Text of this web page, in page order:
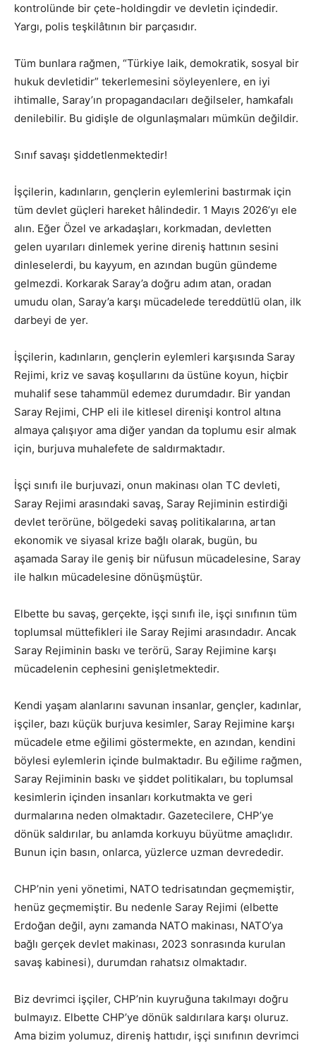
kontrolünde bir çete-holdingdir ve devletin içindedir.
Yargı, polis teşkilâtının bir parçasıdır.
Tüm bunlara rağmen, “Türkiye laik, demokratik, sosyal bir
hukuk devletidir” tekerlemesini söyleyenlere, en iyi
ihtimalle, Saray’ın propagandacıları değilseler, hamkafalı
denilebilir. Bu gidişle de olgunlaşmaları mümkün değildir.
Sınıf savaşı şiddetlenmektedir!
İşçilerin, kadınların, gençlerin eylemlerini bastırmak için
tüm devlet güçleri hareket hâlindedir. 1 Mayıs 2026’yı ele
alın. Eğer Özel ve arkadaşları, korkmadan, devletten
gelen uyarıları dinlemek yerine direniş hattının sesini
dinleselerdi, bu kayyum, en azından bugün gündeme
gelmezdi. Korkarak Saray’a doğru adım atan, oradan
umudu olan, Saray’a karşı mücadelede tereddütlü olan, ilk
darbeyi de yer.
İşçilerin, kadınların, gençlerin eylemleri karşısında Saray
Rejimi, kriz ve savaş koşullarını da üstüne koyun, hiçbir
muhalif sese tahammül edemez durumdadır. Bir yandan
Saray Rejimi, CHP eli ile kitlesel direnişi kontrol altına
almaya çalışıyor ama diğer yandan da toplumu esir almak
için, burjuva muhalefete de saldırmaktadır.
İşçi sınıfı ile burjuvazi, onun makinası olan TC devleti,
Saray Rejimi arasındaki savaş, Saray Rejiminin estirdiği
devlet terörüne, bölgedeki savaş politikalarına, artan
ekonomik ve siyasal krize bağlı olarak, bugün, bu
aşamada Saray ile geniş bir nüfusun mücadelesine, Saray
ile halkın mücadelesine dönüşmüştür.
Elbette bu savaş, gerçekte, işçi sınıfı ile, işçi sınıfının tüm
toplumsal müttefikleri ile Saray Rejimi arasındadır. Ancak
Saray Rejiminin baskı ve terörü, Saray Rejimine karşı
mücadelenin cephesini genişletmektedir.
Kendi yaşam alanlarını savunan insanlar, gençler, kadınlar,
işçiler, bazı küçük burjuva kesimler, Saray Rejimine karşı
mücadele etme eğilimi göstermekte, en azından, kendini
böylesi eylemlerin içinde bulmaktadır. Bu eğilime rağmen,
Saray Rejiminin baskı ve şiddet politikaları, bu toplumsal
kesimlerin içinden insanları korkutmakta ve geri
durmalarına neden olmaktadır. Gazetecilere, CHP’ye
dönük saldırılar, bu anlamda korkuyu büyütme amaçlıdır.
Bunun için basın, onlarca, yüzlerce uzman devrededir.
CHP’nin yeni yönetimi, NATO tedrisatından geçmemiştir,
henüz geçmemiştir. Bu nedenle Saray Rejimi (elbette
Erdoğan değil, aynı zamanda NATO makinası, NATO’ya
bağlı gerçek devlet makinası, 2023 sonrasında kurulan
savaş kabinesi), durumdan rahatsız olmaktadır.
Biz devrimci işçiler, CHP’nin kuyruğuna takılmayı doğru
bulmayız. Elbette CHP’ye dönük saldırılara karşı oluruz.
Ama bizim yolumuz, direniş hattıdır, işçi sınıfının devrimci